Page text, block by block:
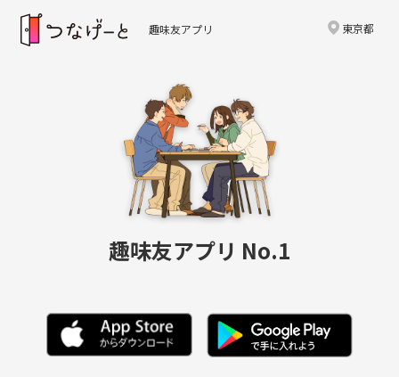
趣味友アプリ 東京都
趣味友アプリ No.1